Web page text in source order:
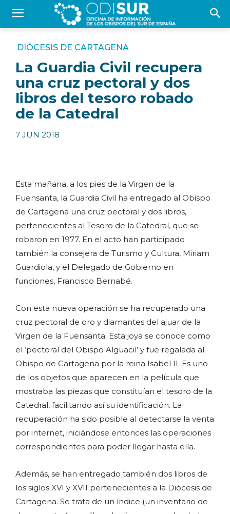
DIÓCESIS DE CARTAGENA
La Guardia Civil recupera
una cruz pectoral y dos
libros del tesoro robado
de la Catedral
7 JUN 2018
Esta mañana, a los pies de la Virgen de la
Fuensanta, la Guardia Civil ha entregado al Obispo
de Cartagena una cruz pectoral y dos libros,
pertenecientes al Tesoro de la Catedral, que se
robaron en 1977. En el acto han participado
también la consejera de Turismo y Cultura, Miriam
Guardiola, y el Delegado de Gobierno en
funciones, Francisco Bernabé.
Con esta nueva operación se ha recuperado una
cruz pectoral de oro y diamantes del ajuar de la
Virgen de la Fuensanta. Esta joya se conoce como
el ‘pectoral del Obispo Alguacil’ y fue regalada al
Obispo de Cartagena por la reina Isabel II. Es uno
de los objetos que aparecen en la película que
mostraba las piezas que constituían el tesoro de la
Catedral, facilitando así su identificación. La
recuperación ha sido posible al detectarse la venta
por internet, iniciándose entonces las operaciones
correspondientes para poder llegar hasta ella.
Además, se han entregado también dos libros de
los siglos XVI y XVII pertenecientes a la Diócesis de
Cartagena. Se trata de un índice (un inventario de